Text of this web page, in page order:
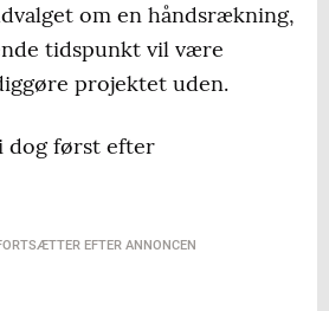
om en håndsrækning,
tidspunkt vil være
projektet uden.
dog først efter
EFTER ANNONCEN